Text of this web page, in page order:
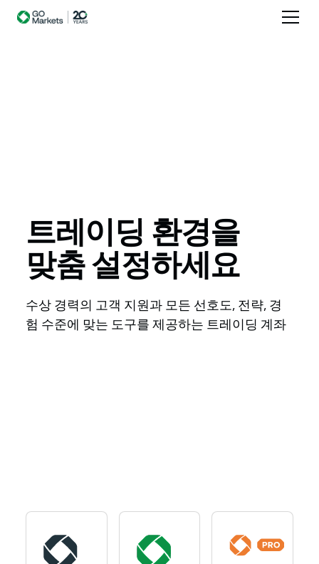
트레이딩 환경을
맞춤설정하세요
수상 경력의 고객 지원과 모든 선호도, 전략, 경
험 수준에 맞는 도구를 제공하는 트레이딩 계좌